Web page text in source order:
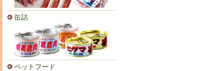
缶詰
ペットフード